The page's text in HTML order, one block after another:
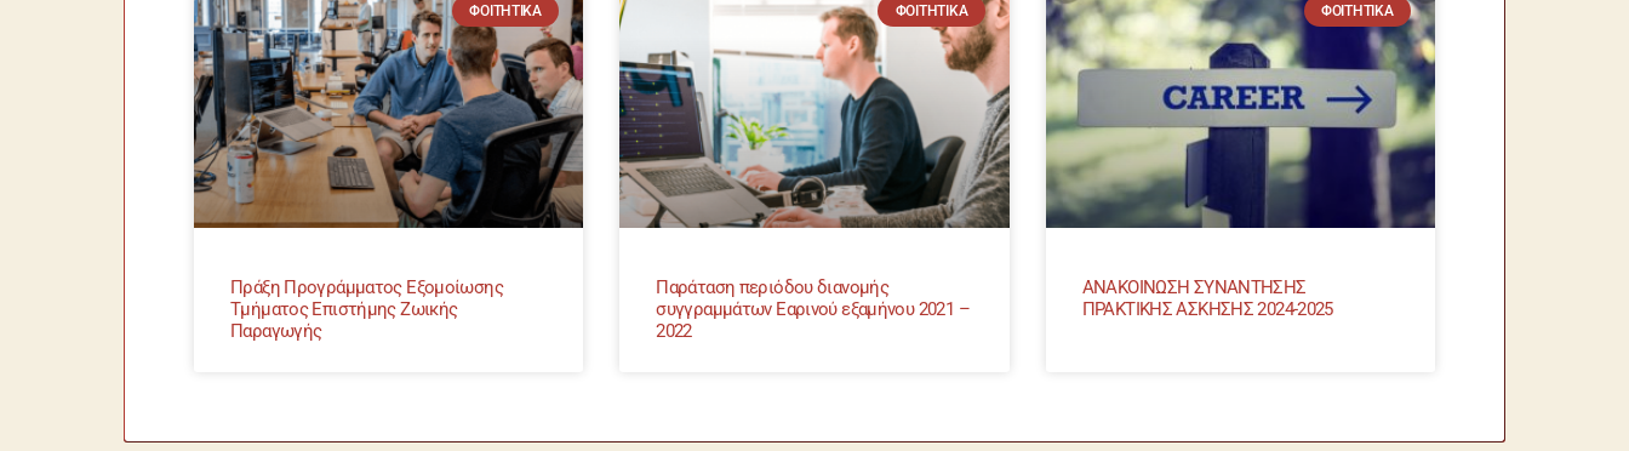
ΦΟΙΤΗΤΙΚΆ
Πράξη Προγράμματος Εξομοίωσης
Τμήματος Επιστήμης Ζωικής
Παραγωγής
ΦΟΙΤΗΤΙΚΆ
Παράταση περιόδου διανομής
συγγραμμάτων Εαρινού εξαμήνου 2021 –
2022
ΦΟΙΤΗΤΙΚΆ
ΑΝΑΚΟΙΝΩΣΗ ΣΥΝΑΝΤΗΣΗΣ
ΠΡΑΚΤΙΚΗΣ ΑΣΚΗΣΗΣ 2024-2025